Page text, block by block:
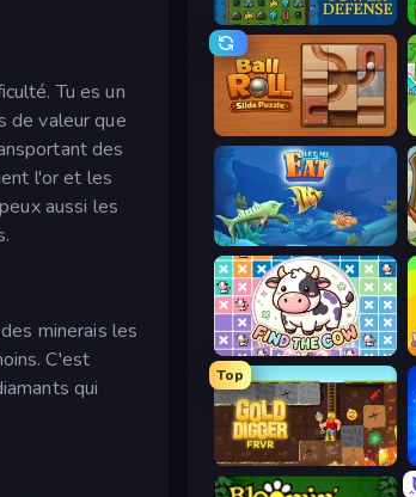
Tu es un
de valeur que
des
l'or et les
aussi les
minerais les
C'est
qui
Tower Swap
Let Me Eat: Big Fish Eat Smaller
Find The Cow
Top
Gold Digger FRVR